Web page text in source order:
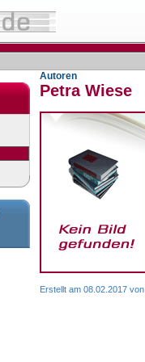
Autoren
Petra Wiese
Erstellt am 08.02.2017 von